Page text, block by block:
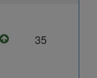
35